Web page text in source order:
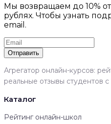
Мы возвращаем до 10%
рублях. Чтобы узнать
email.
Отправить
Агрегатор онлайн-курсов:
реальные отзывы студентов с
Каталог
Рейтинг онлайн-школ